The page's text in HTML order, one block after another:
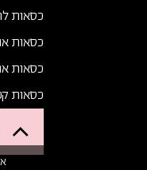
Up
כסאות
כסאות
כסאות
כסאות